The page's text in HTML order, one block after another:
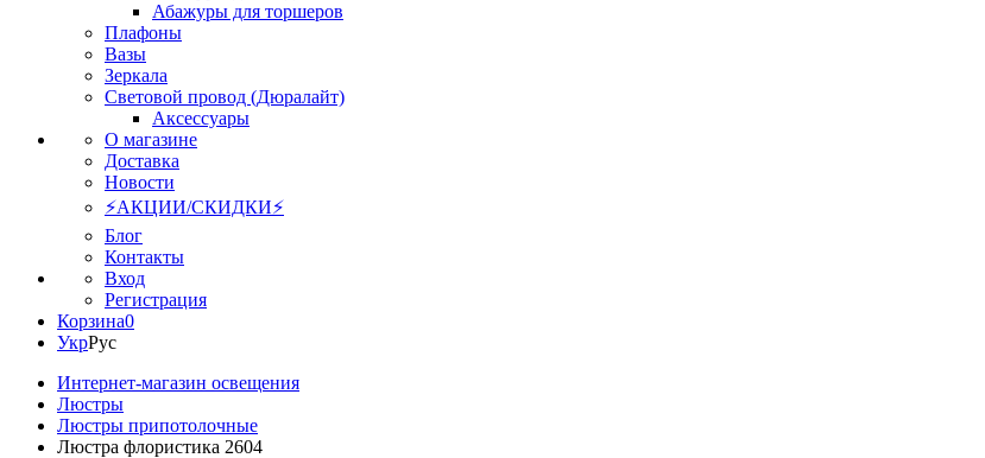
Абажуры для торшеров
Плафоны
Вазы
Зеркала
Световой провод (Дюралайт)
Аксессуары
О магазине
Доставка
Новости
⚡АКЦИИ/СКИДКИ⚡
Блог
Контакты
Вход
Регистрация
Корзина0
УкрРус
Интернет-магазин освещения
Люстры
Люстры припотолочные
Люстра флористика 2604